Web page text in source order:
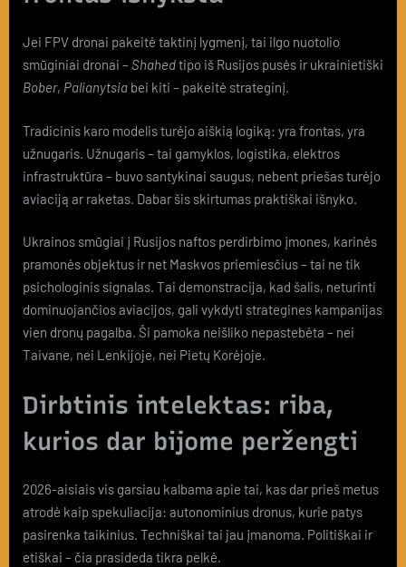
Jei FPV dronai pakeitė taktinį lygmenį, tai ilgo nuotolio
smūginiai dronai – Shahedtipo iš Rusijos pusės ir ukrainietiški
Bober, Palianytsia bei kiti – pakeitė strateginį.
Tradicinis karo modelis turėjo aiškią logiką: yra frontas, yra
užnugaris. Užnugaris – tai gamyklos, logistika, elektros
infrastruktūra – buvo santykinai saugus, nebent priešas turėjo
aviaciją ar raketas. Dabar šis skirtumas praktiškai išnyko.
Ukrainos smūgiai į Rusijos naftos perdirbimo įmones, karinės
pramonės objektus ir net Maskvos priemiesčius – tai ne tik
psichologinis signalas. Tai demonstracija, kad šalis, neturinti
dominuojančios aviacijos, gali vykdyti strategines kampanijas
vien dronų pagalba. Ši pamoka neišliko nepastebėta – nei
Taivane, nei Lenkijoje, nei Pietų Korėjoje.
Dirbtinis intelektas: riba,
kurios dar bijome peržengti
2026-aisiais vis garsiau kalbama apie tai, kas dar prieš metus
atrodė kaip spekuliacija: autonominius dronus, kurie patys
pasirenka taikinius. Techniškai tai jau įmanoma. Politiškai ir
etiškai – čia prasideda tikra pelkė.